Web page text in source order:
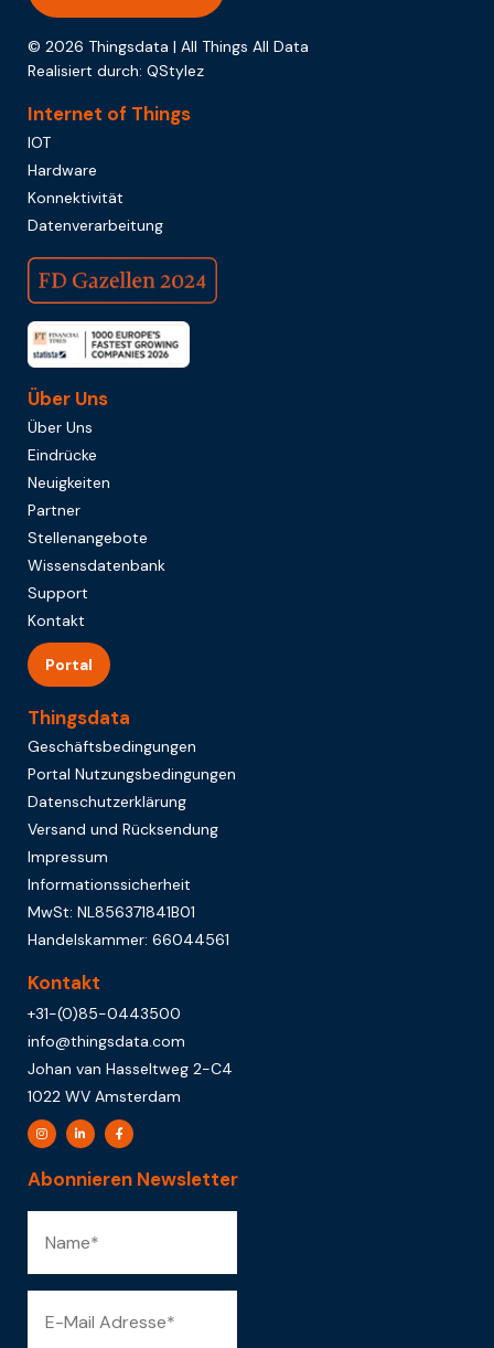
© 2026 Thingsdata | All Things All Data
Realisiert durch: QStylez
Internet of Things
IOT
Hardware
Konnektivität
Datenverarbeitung
Über Uns
Über Uns
Eindrücke
Neuigkeiten
Partner
Stellenangebote
Wissensdatenbank
Support
Kontakt
Portal
Thingsdata
Geschäftsbedingungen
Portal Nutzungsbedingungen
Datenschutzerklärung
Versand und Rücksendung
Impressum
Informationssicherheit
MwSt: NL856371841B01
Handelskammer: 66044561
Kontakt
+31-(0)85-0443500
info@thingsdata.com
Johan van Hasseltweg 2-C4
1022 WV Amsterdam
Abonnieren Newsletter